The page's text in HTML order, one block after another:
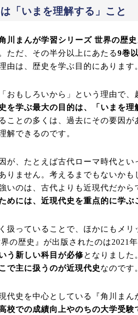
「いまを理解する」こと
角川まんが学習シリーズ 世界の歴史
ただ、その半分以上にあたる9巻
由は、歴史を学ぶ目的にあります
おもしろいから」という理由で
を学ぶ最大の目的は、「いまを理
ことの多くは、過去にその要因が
解できるのです。
が、たとえば古代ローマ時代とい
りません。考えるまでもないかも
いのは、古代よりも近現代だから
めには、近現代史を重点的に学ぶ
扱っていることで、ほかにもメリ
の歴史』が出版されたのは2021
う新しい科目が必修となりました
で主に扱うのが近現代史 なのです
代史を中心としている『角川ま
校での成績向上やのちの大学受